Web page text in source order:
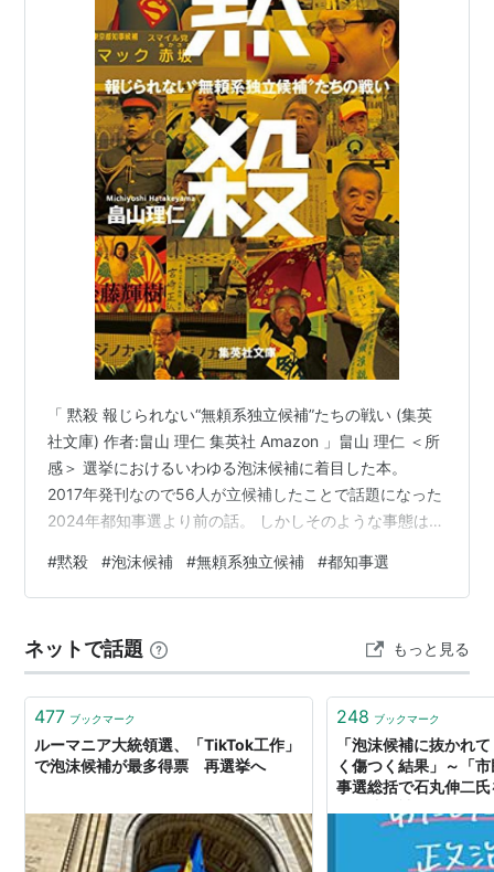
「 黙殺 報じられない“無頼系独立候補”たちの戦い (集英
社文庫) 作者:畠山 理仁 集英社 Amazon 」畠山 理仁 ＜所
感＞ 選挙におけるいわゆる泡沫候補に着目した本。
2017年発刊なので56人が立候補したことで話題になった
2024年都知事選より前の話。 しかしそのような事態は既
頼系独立候補という呼称を用いている。 曰く、泡沫候補
とはメディアが決めているものだからと。 本来立候補は
が、平等さを破壊しているのメディアではないかという
問題提起が一番の主張。 権力の監視を謳うメディアが、
主要…
#黙殺 #泡沫候補 #無頼系独立候補 #都知事選
ネットで話題 もっと見る
477 ブックマーク
ルーマニア大統領選、「TikTok工作」
で泡沫候補が最多得票 再選挙へ
248 ブックマーク
「泡沫候補に抜かれ
く傷つく結果」～「
事選総括で石丸伸二
く傷つく結果」～「
事選総括で石丸伸二